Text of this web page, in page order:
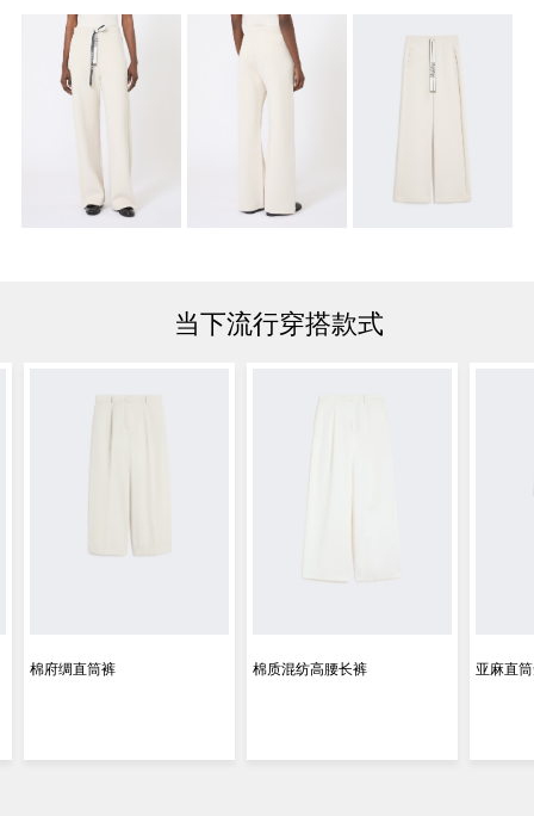
当下流行穿搭款式
棉府绸直筒裤 棉质混纺高腰长裤 亚麻直